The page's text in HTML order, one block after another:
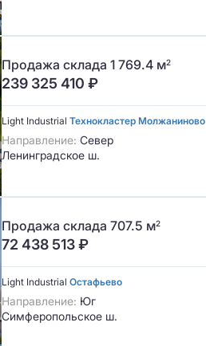
Продажа склада 1 769.4 м2
239 325 410 ₽
Light Industrial Технокластер Молжаниново
Направление: Север
Ленинградское ш.
Продажа склада 707.5 м2
72 438 513₽
Light Industrial Остафьево
Направление: Юг
Симферопольское ш.